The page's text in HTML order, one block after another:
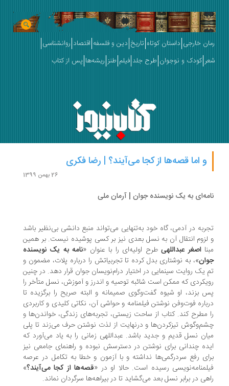
خارجی داستان کوتاه تاریخ دین و فلسفه اقتصاد روانشناسی
کودک و نوجوان طرح جلد فیلم طنز ریشه‌ها پس از کتاب
و اما قصه‌ها از کجا می‌آیند؟ | رضا فکری
به یک نویسنده جوان | آرمان ملی
در آدمی، گاه خود به‌تنهایی می‌تواند منبع دانشی بی‌نظیر باشد
انتقال آن به نسل بعدی نیز بر کسی پوشیده نیست. بر همین
اصغر عبداللهیطرح اولیه‌ای را با عنوان «نامه به یک نویسنده‌
»، به نوشتاری بدل کرده تا تجربیاتش را درباره‌ پلات، مضمون و
یک روایت سینمایی در اختیار درام‌نویسان جوان قرار دهد. در چنین
که ممکن است شائبه‌ توصیه و اندرز و آموزش، نسل متأخر را
بزند، او شیوه‌ گفت‌وگوی صمیمانه و البته صریح را برگزیده تا
فوت‌وفن نوشتن فیلمنامه و حواشی آن، نکاتی کلیدی و کاربردی
مطرح کند. کتاب از ساحت زیستی، تجربه‌های زندگی، خواندن‌ها و
تیزکردن‌ها و درنهایت از لذت نوشتن حرف می‌زند تا پلی
نسل قدیم و جدید باشد. عبداللهی زمانی را به یاد می‌آورد که
چندانی برای نوشتن در دسترسش نبوده و راهنمای جامعی نیز
رفع سردرگمی‌ها نداشته و با آزمون و خطا به تکامل در عرصه
رسیده است. حالا او در «قصه‌ها از کجا می‌آیند؟»
در برابر نسل بعد می‌گشاید تا در بیراهه‌ها سرگردان نماند.